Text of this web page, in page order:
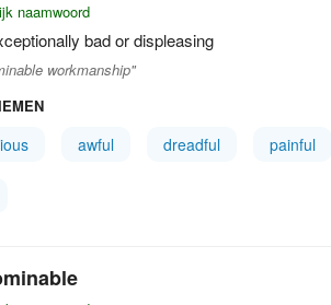
naamwoord
bad or displeasing
workmanship"
awful dreadful painful